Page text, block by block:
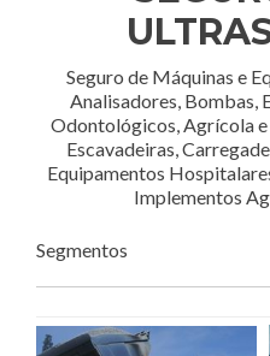
Seguro de Máquinas e
Analisadores, Bombas,
Odontológicos, Agrícola
Escavadeiras,
Equipamentos
Implementos
Segmentos